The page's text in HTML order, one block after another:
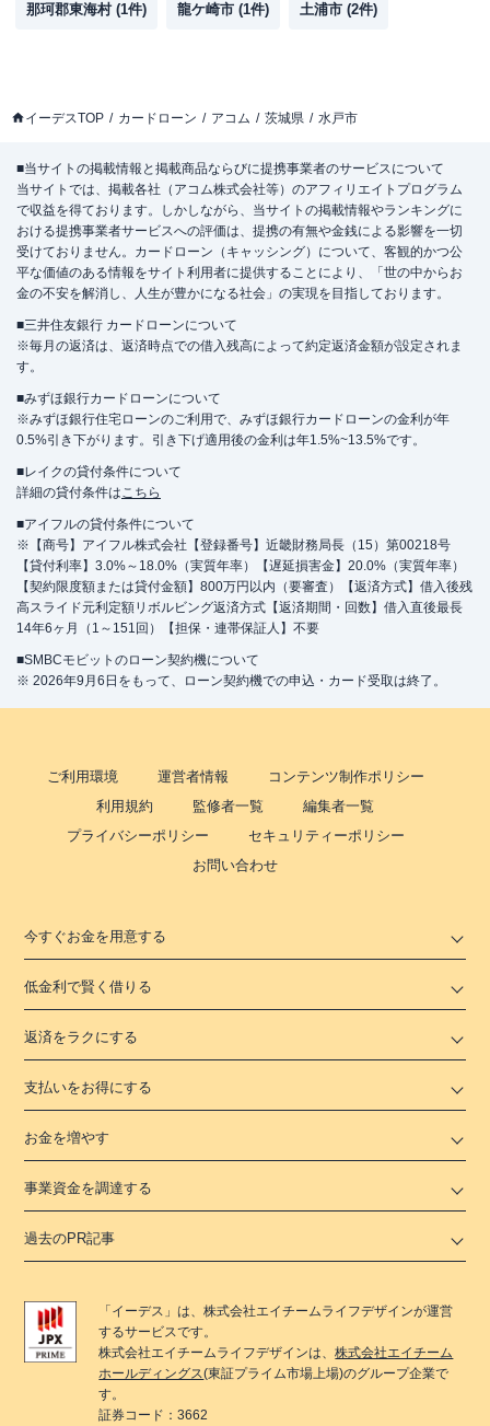
那珂郡東海村(1件) 龍ケ崎市 (1件) 土浦市 (2件)
イーデスTOP カードローン アコム 茨城県 水戸市
■当サイトの掲載情報と掲載商品ならびに提携事業者のサービスについて
当サイトでは、掲載各社（アコム株式会社等）のアフィリエイトプログラム
で収益を得ております。しかしながら、当サイトの掲載情報やランキングに
おける提携事業者サービスへの評価は、提携の有無や金銭による影響を一切
受けておりません。カードローン（キャッシング）について、客観的かつ公
平な価値のある情報をサイト利用者に提供することにより、「世の中からお
金の不安を解消し、人生が豊かになる社会」の実現を目指しております。
■三井住友銀行 カードローンについて
※毎月の返済は、返済時点での借入残高によって約定返済金額が設定されま
す。
■みずほ銀行カードローンについて
※みずほ銀行住宅ローンのご利用で、みずほ銀行カードローンの金利が年
0.5%引き下がります。引き下げ適用後の金利は年1.5%~13.5%です。
■レイクの貸付条件について
詳細の貸付条件はこちら
■アイフルの貸付条件について
※【商号】アイフル株式会社【登録番号】近畿財務局長（15）第00218号
【貸付利率】3.0%～18.0%（実質年率）【遅延損害金】20.0%（実質年率）
【契約限度額または貸付金額】800万円以内（要審査）【返済方式】借入後残
高スライド元利定額リボルビング返済方式【返済期間・回数】借入直後最長
14年6ヶ月（1～151回）【担保・連帯保証人】不要
■SMBCモビットのローン契約機について
※ 2026年9月6日をもって、ローン契約機での申込・カード受取は終了。
ご利用環境 運営者情報
コンテンツ制作ポリシー
利用規約
監修者一覧
編集者一覧
プライバシーポリシー
セキュリティーポリシー
お問い合わせ
今すぐお金を用意する
低金利で賢く借りる
返済をラクにする
支払いをお得にする
お金を増やす
事業資金を調達する
過去のPR記事
「 イーデス 」は、株式会社エイチームライフデザインが運営
するサービスです。
株式会社エイチームライフデザインは、株式会社エイチーム
ホールディングス(東証プライム市場上場)のグループ企業で
す。
証券コード：3662